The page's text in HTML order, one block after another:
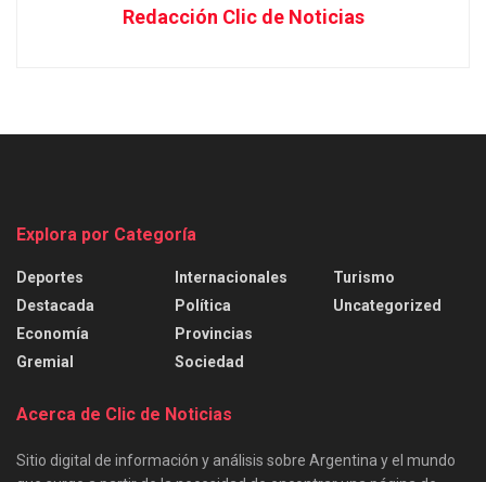
Redacción Clic de Noticias
Explora por Categoría
Deportes
Destacada
Economía
Gremial
Internacionales
Política
Provincias
Sociedad
Turismo
Uncategorized
Acerca de Clic de Noticias
Sitio digital de información y análisis sobre Argentina y el mundo